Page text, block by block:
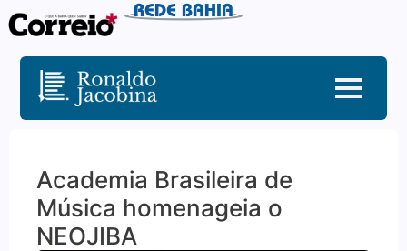
Academia Brasileira de
Música homenageia o
NEOJIBA